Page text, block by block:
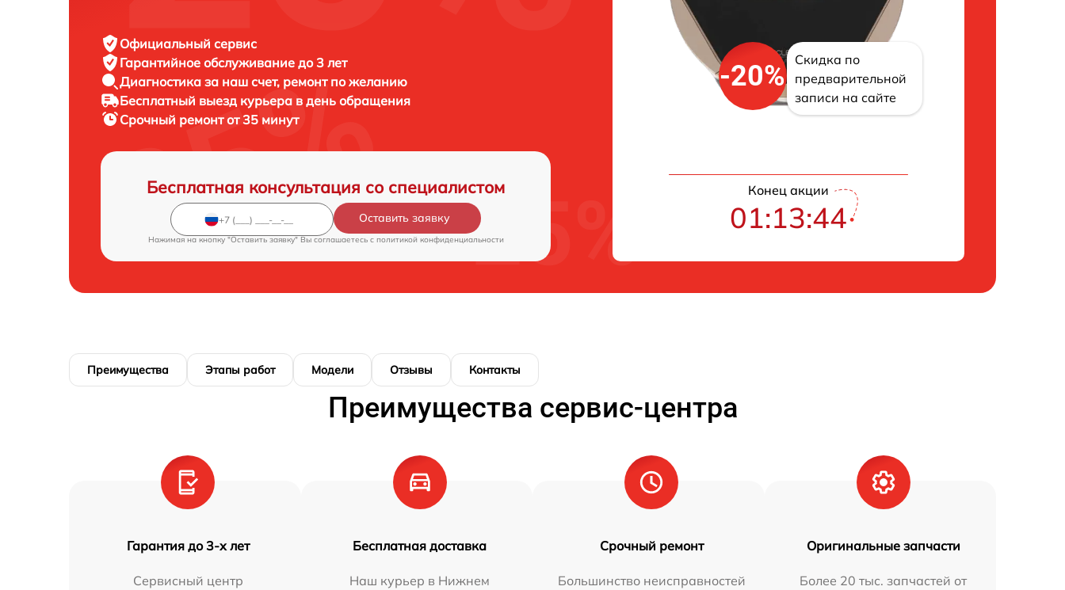
Официальный сервис
Гарантийное обслуживание до 3 лет
Диагностика за наш счет, ремонт по желанию
Бесплатный выезд курьера в день обращения
Срочный ремонтот 35 минут
Бесплатная консультация со специалистом
Оставить заявку
Нажимая на кнопку "Оставить заявку" Вы соглашаетесь c политикой конфиденциальности
-20%
Скидка по
предварительной
записи на сайте
Конец акции
01:13:43
Преимущества Этапы работ Модели Отзывы Контакты
Преимущества сервис-центра
Гарантия до 3-х лет
Сервисный центр
Бесплатная доставка
Наш курьер в Нижнем
Срочный ремонт
Большинство неисправностей
Оригинальные запчасти
Более 20 тыс. запчастей от